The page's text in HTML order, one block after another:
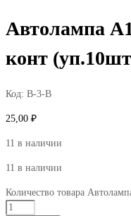
Автолампа
конт
Код: В-3-В
25,00 ₽
11 в наличии
11 в наличии
Количество товара